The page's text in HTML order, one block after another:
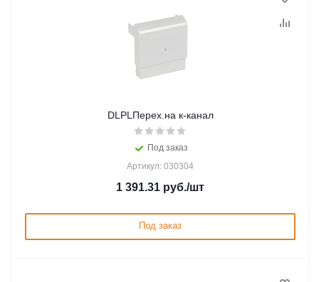
DLPLПерех.на к-канал
Под заказ
Артикул: 030304
1 391.31 руб./шт
Под заказ